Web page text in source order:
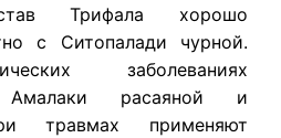
Трифала хорошо
с Ситопалади чурной.
заболеваниях
расаяной и
травмах применяют